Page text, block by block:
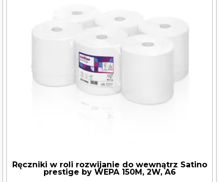
Ręczniki w roli rozwijanie do wewnątrz Satino
prestige by WEPA 150M, 2W, A6